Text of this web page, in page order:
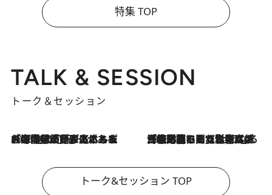
特集 TOP
TALK & SESSION
トーク＆セッション
2026.8.3
「今後値上げがあるとすれば…」「リスクがあるのは今年の冬」エネルギー専門家が語る、ホルムズ海峡封鎖が家庭にもたらす“ある心配” 2026.8.3
「住宅建てられない…」「サーチャージ料の高値が続いている」ホルムズ海峡封鎖による影響はいつまで続く？《エネルギー専門家に聞く“どうなる日本の暮らし”》
トーク&セッション TOP